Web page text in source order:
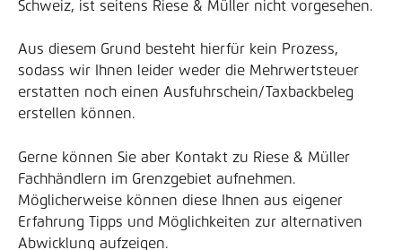
Schweiz, ist seitens Riese & Müller nicht vorgesehen.
Aus diesem Grund besteht hierfür kein Prozess,
sodass wir Ihnen leider weder die Mehrwertsteuer
erstatten noch einen Ausfuhrschein/Taxbackbeleg
erstellen können.
Gerne können Sie aber Kontakt zu Riese & Müller
Fachhändlern im Grenzgebiet aufnehmen.
Möglicherweise können diese Ihnen aus eigener
Erfahrung Tipps und Möglichkeiten zur alternativen
Abwicklung aufzeigen.